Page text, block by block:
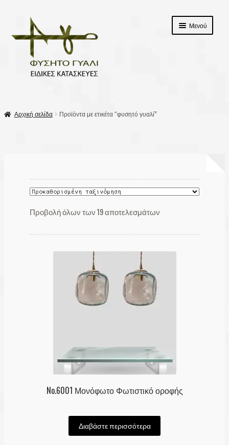
Απευθείας
μετάβαση
στην
πλοήγηση
Μετάβαση
περιεχόμενο
Μενού
Καλάθι
Ταμείο
Αρχική σελίδα Προϊόντα με ετικέτα “φυσητό γυαλί”
Προβολή όλων των 19 αποτελεσμάτων
No.6001 Μονόφωτο Φωτιστικό οροφής
Διαβάστε περισσότερα